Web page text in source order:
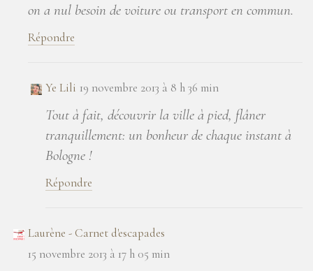
on a nul besoin de voiture ou transport en commun.
Répondre
Ye Lili 19 novembre 2013 à 8 h 36 min
Tout à fait, découvrir la ville à pied, flâner
tranquillement: un bonheur de chaque instant à
Bologne !
Répondre
Laurène - Carnet d'escapades
15 novembre 2013 à 17 h 05 min